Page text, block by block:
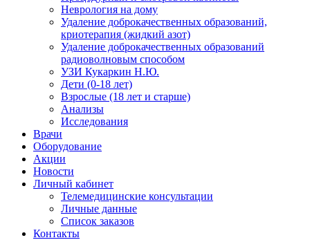
Неврология на дому
Удаление доброкачественных образований,
криотерапия (жидкий азот)
Удаление доброкачественных образований
радиоволновым способом
УЗИ Кукаркин Н.Ю.
Дети (0-18 лет)
Взрослые (18 лет и старше)
Анализы
Исследования
Врачи
Оборудование
Акции
Новости
Личный кабинет
Телемедицинские консультации
Личные данные
Список заказов
Контакты